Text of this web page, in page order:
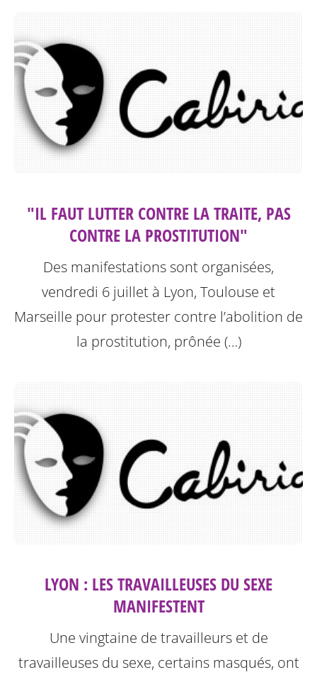
"IL FAUT LUTTER CONTRE LA TRAITE, PAS
CONTRE LA PROSTITUTION"
Des manifestations sont organisées,
vendredi 6 juillet à Lyon, Toulouse et
Marseille pour protester contre l’abolition de
la prostitution, prônée (…)
LYON : LES TRAVAILLEUSES DU SEXE
MANIFESTENT
Une vingtaine de travailleurs et de
travailleuses du sexe, certains masqués, ont